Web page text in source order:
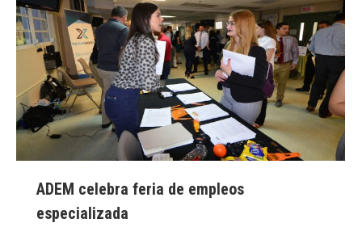
ADEM celebra feria de empleos
especializada